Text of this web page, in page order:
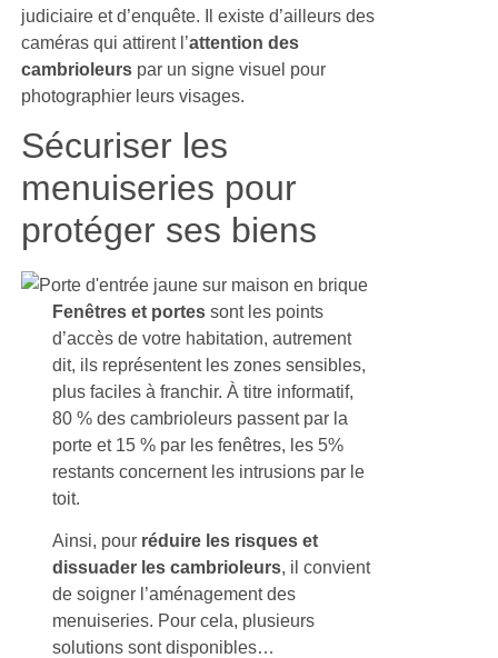
judiciaire et d’enquête. Il existe d’ailleurs des
caméras qui attirent l’attention des
cambrioleurs par un signe visuel pour
photographier leurs visages.
Sécuriser les
menuiseries pour
protéger ses biens
Fenêtres et portessont les points
d’accès de votre habitation, autrement
dit, ils représentent les zones sensibles,
plus faciles à franchir. À titre informatif,
80 % des cambrioleurs passent par la
porte et 15 % par les fenêtres, les 5%
restants concernent les intrusions par le
toit.
Ainsi, pour réduire les risques et
dissuader les cambrioleurs, il convient
de soigner l’aménagement des
menuiseries. Pour cela, plusieurs
solutions sont disponibles…